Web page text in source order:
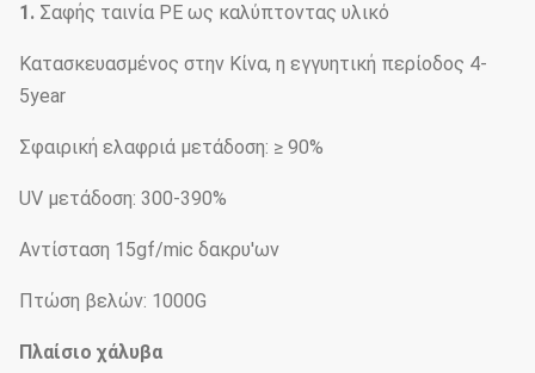
1. Σαφής ταινία PE ως καλύπτοντας υλικό
Κατασκευασμένος στην Κίνα, η εγγυητική περίοδος 4-
5year
Σφαιρική ελαφριά μετάδοση: ≥ 90%
UV μετάδοση: 300-390%
Αντίσταση 15gf/mic δακρυ'ων
Πτώση βελών: 1000G
Πλαίσιο χάλυβα